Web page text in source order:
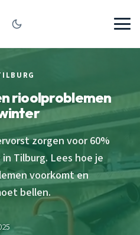
rioolproblemen
zorgen voor 60%
Tilburg. Lees hoe je
voorkomt en
bellen.